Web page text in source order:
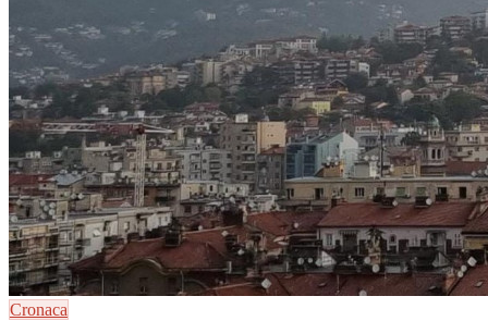
Cronaca